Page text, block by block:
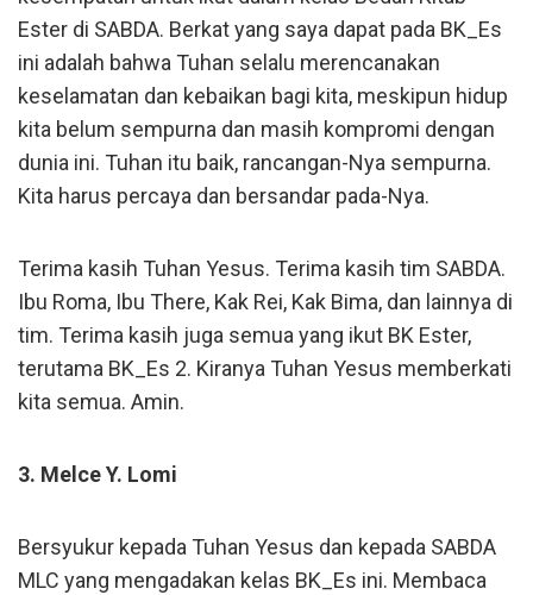
Ester di SABDA. Berkat yang saya dapat pada BK_Es
ini adalah bahwa Tuhan selalu merencanakan
keselamatan dan kebaikan bagi kita, meskipun hidup
kita belum sempurna dan masih kompromi dengan
dunia ini. Tuhan itu baik, rancangan-Nya sempurna.
Kita harus percaya dan bersandar pada-Nya.
Terima kasih Tuhan Yesus. Terima kasih tim SABDA.
Ibu Roma, Ibu There, Kak Rei, Kak Bima, dan lainnya di
tim. Terima kasih juga semua yang ikut BK Ester,
terutama BK_Es 2. Kiranya Tuhan Yesus memberkati
kita semua. Amin.
3. Melce Y. Lomi
Bersyukur kepada Tuhan Yesus dan kepada SABDA
MLC yang mengadakan kelas BK_Es ini. Membaca